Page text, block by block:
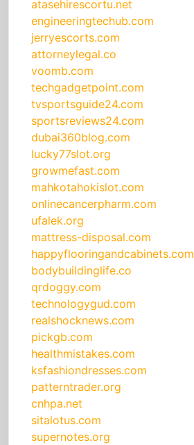
atasehirescortu.net
engineeringtechub.com
jerryescorts.com
attorneylegal.co
voomb.com
techgadgetpoint.com
tvsportsguide24.com
sportsreviews24.com
dubai360blog.com
lucky77slot.org
growmefast.com
mahkotahokislot.com
onlinecancerpharm.com
ufalek.org
mattress-disposal.com
happyflooringandcabinets.com
bodybuildinglife.co
qrdoggy.com
technologygud.com
realshocknews.com
pickgb.com
healthmistakes.com
ksfashiondresses.com
patterntrader.org
cnhpa.net
sitalotus.com
supernotes.org